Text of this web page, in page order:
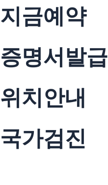
지금예약
증명서발급
위치안내
국가검진